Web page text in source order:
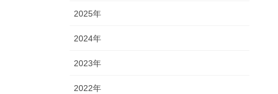
2025年
2024年
2023年
2022年